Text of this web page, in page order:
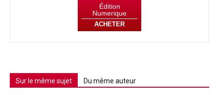
Édition
Numerique
ACHETER
Sur le même sujet Du même auteur